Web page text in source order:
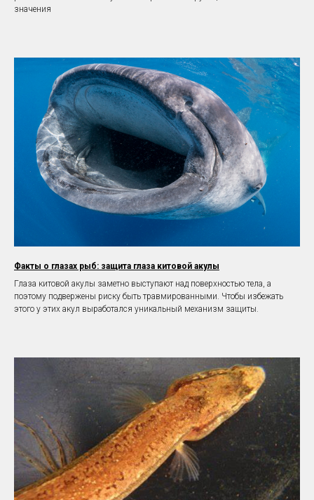
значения
Факты о глазах рыб: защита глаза китовой акулы
Глаза китовой акулы заметно выступают над поверхностью тела, а
поэтому подвержены риску быть травмированными. Чтобы избежать
этого у этих акул выработался уникальный механизм защиты.